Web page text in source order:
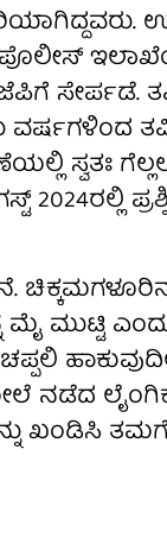
ಸೇರ್ಪಡೆ.
ವರ್ಷಗಳಿಂದ
ಸ್ವತಃ
2024ರಲ್ಲಿ
ಮೈ ಮುಟ್ಟಿ
ನಡೆದ
ಖಂಡಿಸಿ